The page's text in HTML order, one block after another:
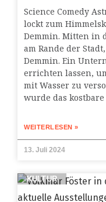
Science Comedy
lockt zum
Demmin. Mitten in
am Rande der
Demmin. Ein
errichten lassen,
mit Wasser zu
wurde das kostbare
WEITERLESEN »
13. Juli 2024
KULTUR